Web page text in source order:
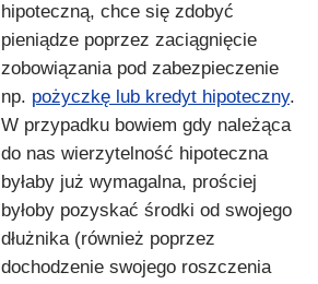
hipoteczną, chce się zdobyć
pieniądze poprzez zaciągnięcie
zobowiązania pod zabezpieczenie
np. pożyczkę lub kredyt hipoteczny.
W przypadku bowiem gdy należąca
do nas wierzytelność hipoteczna
byłaby już wymagalna, prościej
byłoby pozyskać środki od swojego
dłużnika (również poprzez
dochodzenie swojego roszczenia